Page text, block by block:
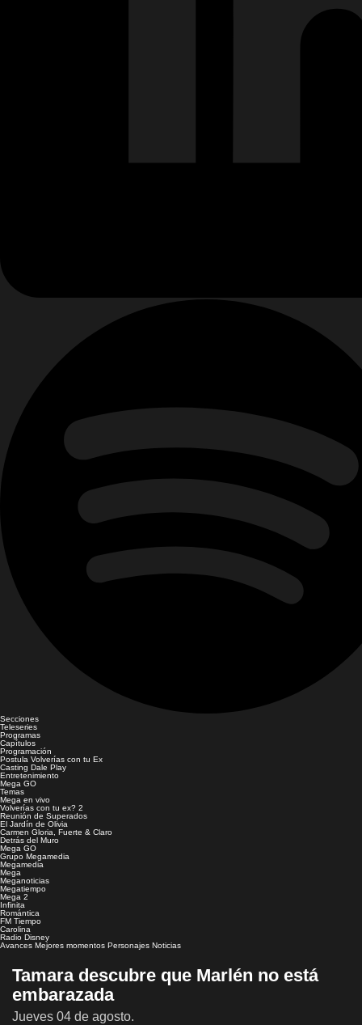
Secciones
Teleseries
Programas
Capítulos
Programación
Postula Volverías con tu Ex
Casting Dale Play
Entretenimiento
Mega GO
Temas
Mega en vivo
Volverías con tu ex? 2
Reunión de Superados
El Jardín de Olivia
Carmen Gloria, Fuerte & Claro
Detrás del Muro
Mega GO
Grupo Megamedia
Megamedia
Mega
Meganoticias
Megatiempo
Mega 2
Infinita
Romántica
FM Tiempo
Carolina
Radio Disney
Avances Mejores momentos Personajes Noticias
Tamara descubre que Marlén no está
embarazada
Jueves 04 de agosto.